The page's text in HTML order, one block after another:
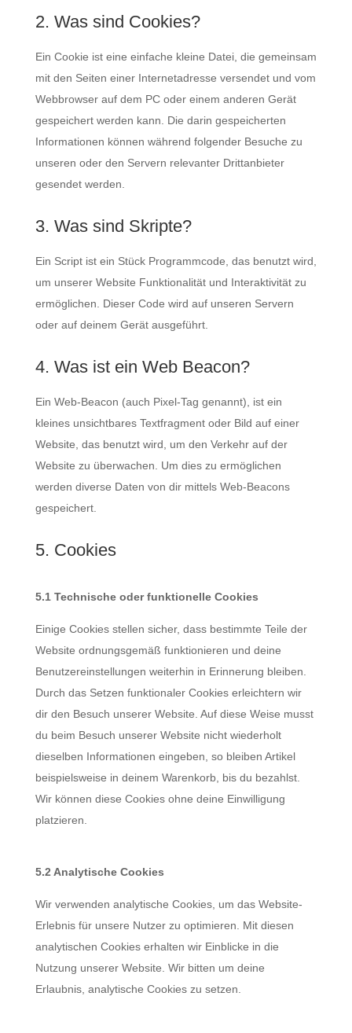
2. Was sind Cookies?
Ein Cookie ist eine einfache kleine Datei, die gemeinsam
mit den Seiten einer Internetadresse versendet und vom
Webbrowser auf dem PC oder einem anderen Gerät
gespeichert werden kann. Die darin gespeicherten
Informationen können während folgender Besuche zu
unseren oder den Servern relevanter Drittanbieter
gesendet werden.
3. Was sind Skripte?
Ein Script ist ein Stück Programmcode, das benutzt wird,
um unserer Website Funktionalität und Interaktivität zu
ermöglichen. Dieser Code wird auf unseren Servern
oder auf deinem Gerät ausgeführt.
4. Was ist ein Web Beacon?
Ein Web-Beacon (auch Pixel-Tag genannt), ist ein
kleines unsichtbares Textfragment oder Bild auf einer
Website, das benutzt wird, um den Verkehr auf der
Website zu überwachen. Um dies zu ermöglichen
werden diverse Daten von dir mittels Web-Beacons
gespeichert.
5. Cookies
5.1 Technische oder funktionelle Cookies
Einige Cookies stellen sicher, dass bestimmte Teile der
Website ordnungsgemäß funktionieren und deine
Benutzereinstellungen weiterhin in Erinnerung bleiben.
Durch das Setzen funktionaler Cookies erleichtern wir
dir den Besuch unserer Website. Auf diese Weise musst
du beim Besuch unserer Website nicht wiederholt
dieselben Informationen eingeben, so bleiben Artikel
beispielsweise in deinem Warenkorb, bis du bezahlst.
Wir können diese Cookies ohne deine Einwilligung
platzieren.
5.2 Analytische Cookies
Wir verwenden analytische Cookies, um das Website-
Erlebnis für unsere Nutzer zu optimieren. Mit diesen
analytischen Cookies erhalten wir Einblicke in die
Nutzung unserer Website. Wir bitten um deine
Erlaubnis, analytische Cookies zu setzen.